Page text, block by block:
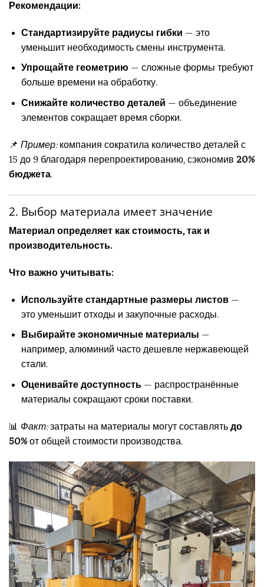
Рекомендации:
Стандартизируйте радиусы гибки — это
уменьшит необходимость смены инструмента.
Упрощайте геометрию — сложные формы требуют
больше времени на обработку.
Снижайте количество деталей — объединение
элементов сокращает время сборки.
📌 Пример:компания сократила количество деталей с
15 до 9 благодаря перепроектированию, сэкономив 20%
бюджета.
2. Выбор материала имеет значение
Материал определяет как стоимость, так и
производительность.
Что важно учитывать:
Используйте стандартные размеры листов—
это уменьшит отходы и закупочные расходы.
Выбирайте экономичные материалы —
например, алюминий часто дешевле нержавеющей
стали.
Оценивайте доступность— распространённые
материалы сокращают сроки поставки.
📊 Факт:затраты на материалы могут составлять до
50% от общей стоимости производства.